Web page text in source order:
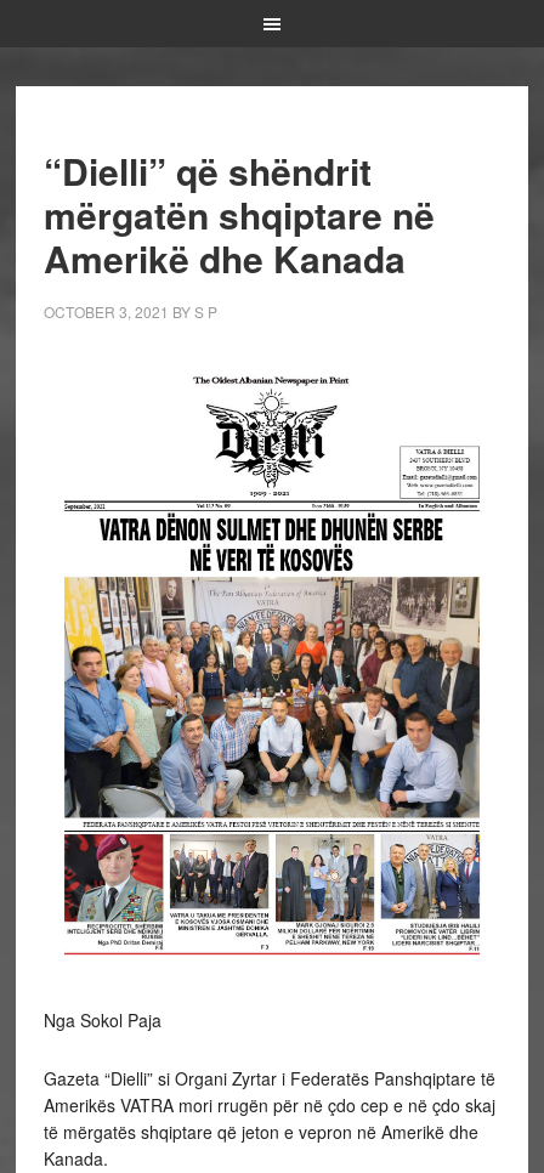
“Dielli” që shëndrit
mërgatën shqiptare në
Amerikë dhe Kanada
OCTOBER 3, 2021 BYS P
Nga Sokol Paja
Gazeta “Dielli” si Organi Zyrtar i Federatës Panshqiptare të
Amerikës VATRA mori rrugën për në çdo cep e në çdo skaj
të mërgatës shqiptare që jeton e vepron në Amerikë dhe
Kanada.